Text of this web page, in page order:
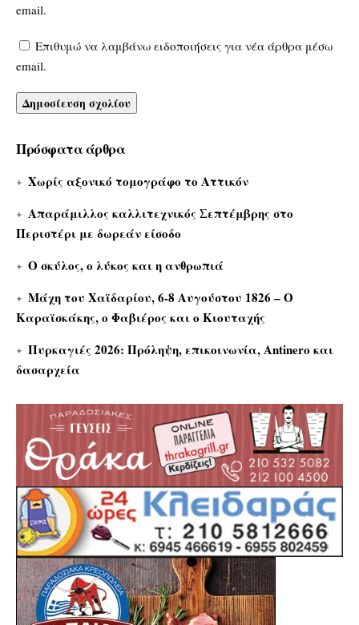
email.
Επιθυμώ να λαμβάνω ειδοποιήσεις για νέα άρθρα μέσω
email.
Πρόσφατα άρθρα
Χωρίς αξονικό τομογράφο το Αττικόν
Απαράμιλλος καλλιτεχνικός Σεπτέμβρης στο
Περιστέρι με δωρεάν είσοδο
Ο σκύλος, ο λύκος και η ανθρωπιά
Μάχη του Χαϊδαρίου, 6-8 Αυγούστου 1826 – Ο
Καραϊσκάκης, ο Φαβιέρος και ο Κιουταχής
Πυρκαγιές 2026: Πρόληψη, επικοινωνία, Antinero και
δασαρχεία